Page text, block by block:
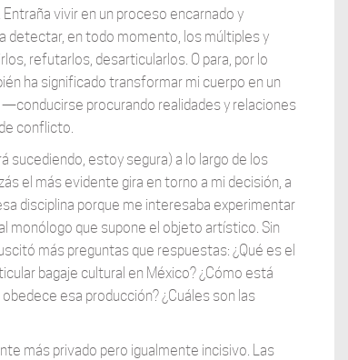
vivir en un proceso encarnado y
detectar, en todo momento, los múltiples y
refutarlos, desarticularlos. O para, por lo
ha significado transformar mi cuerpo en un
procurando realidades y relaciones
conflicto.
sucediendo, estoy segura) a lo largo de los
el más evidente gira en torno a mi decisión, a
esa disciplina porque me interesaba experimentar
monólogo que supone el objeto artístico. Sin
más preguntas que respuestas: ¿Qué es el
bagaje cultural en México? ¿Cómo está
esa producción? ¿Cuáles son las
más privado pero igualmente incisivo. Las